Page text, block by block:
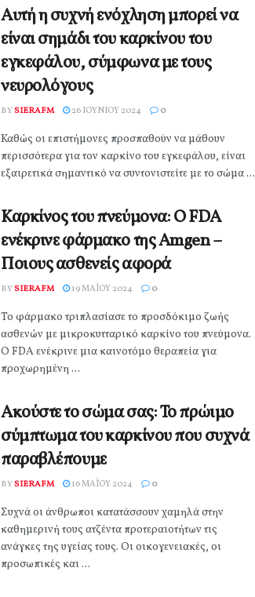
Αυτή η συχνή ενόχληση μπορεί να
είναι σημάδι του καρκίνου του
εγκεφάλου, σύμφωνα με τους
νευρολόγους
BYSIERAFM 26 ΙΟΥΝΊΟΥ 2024 0
Καθώς οι επιστήμονες προσπαθούν να μάθουν
περισσότερα για τον καρκίνο του εγκεφάλου, είναι
εξαιρετικά σημαντικό να συντονιστείτε με το σώμα ...
Καρκίνος του πνεύμονα: Ο FDA
ενέκρινε φάρμακο της Amgen –
Ποιους ασθενείς αφορά
BYSIERAFM 19 ΜΑΪ́ΟΥ 2024 0
Το φάρμακο τριπλασίασε το προσδόκιμο ζωής
ασθενών με μικροκυτταρικό καρκίνο του πνεύμονα.
Ο FDA ενέκρινε μια καινοτόμο θεραπεία για
προχωρημένη ...
Ακούστε το σώμα σας: Το πρώιμο
σύμπτωμα του καρκίνου που συχνά
παραβλέπουμε
BYSIERAFM 16 ΜΑΪ́ΟΥ 2024 0
Συχνά οι άνθρωποι κατατάσσουν χαμηλά στην
καθημερινή τους ατζέντα προτεραιοτήτων τις
ανάγκες της υγείας τους. Οι οικογενειακές, οι
προσωπικές και ...